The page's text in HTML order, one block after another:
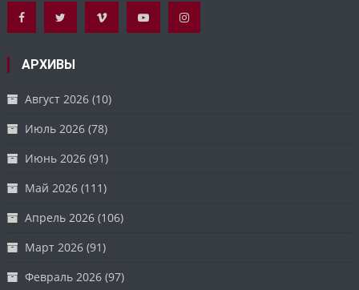
АРХИВЫ
Август 2026 (10)
Июль 2026 (78)
Июнь 2026 (91)
Май 2026 (111)
Апрель 2026 (106)
Март 2026 (91)
Февраль 2026 (97)